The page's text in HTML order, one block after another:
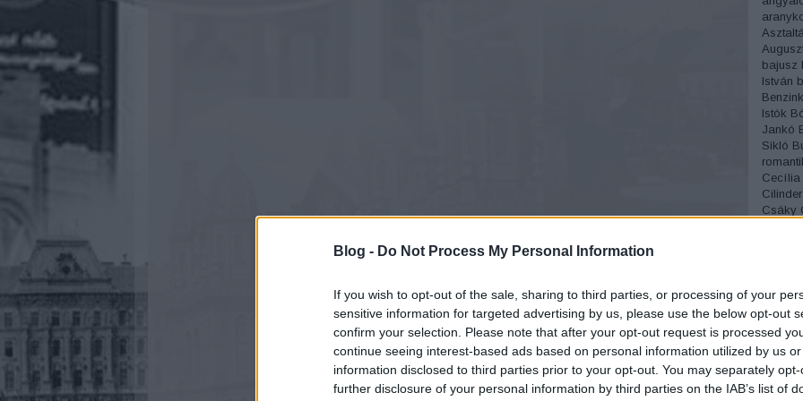
Blog - Do Not Process My Personal Information
If you wish to opt-out of the sale, sharing to third parties, or processing of your
sensitive information for targeted advertising by us, please use the below opt-out
confirm your selection. Please note that after your opt-out request is processed
continue seeing interest-based ads based on personal information utilized by us
information disclosed to third parties prior to your opt-out. You may separately
further disclosure of your personal information by third parties on the IAB’s list of
bajusz
István
Istók
Jankó
Sikló
Cecília
Cilinder
Csáky
Erdélyi
Miksa
Fedák
József
temető